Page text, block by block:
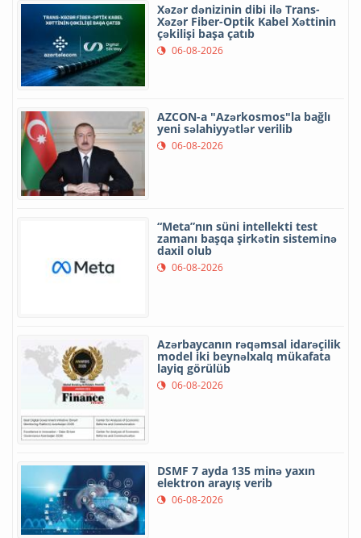
Xəzər dənizinin dibi ilə Trans-
Xəzər Fiber-Optik Kabel Xəttinin
çəkilişi başa çatıb
06-08-2026
AZCON-a "Azərkosmos"la bağlı
yeni səlahiyyətlər verilib
06-08-2026
“Meta”nın süni intellekti test
zamanı başqa şirkətin sisteminə
daxil olub
06-08-2026
Azərbaycanın rəqəmsal idarəçilik
model iki beynəlxalq mükafata
layiq görülüb
06-08-2026
DSMF 7 ayda 135 minə yaxın
elektron arayış verib
06-08-2026